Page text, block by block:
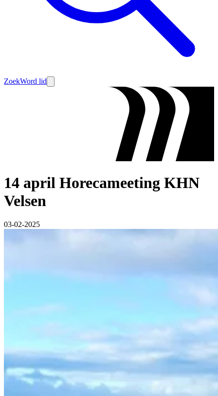
ZoekWord lid
14 april Horecameeting KHN
Velsen
03-02-2025